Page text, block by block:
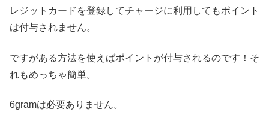
レジットカードを登録してチャージに利用してもポイント
は付与されません。
ですがある方法を使えばポイントが付与されるのです！そ
れもめっちゃ簡単。
6gramは必要ありません。